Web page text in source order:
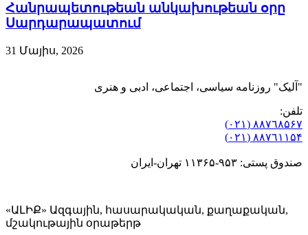
Հանրապետութեան անկախութեան օրը
Սարդարապատում
31 Մայիս, 2026
"آلیک" روزنامه سیاسی، اجتماعی، ادبی و هنری
تلفن:
٨۸٧٦٨۵۶۷ (٠٢١)
٨۸٧٦۱۱۵۴ (٠٢١)
صندوق پستی: ۹۵۳-۱۱۳۶۵ تهران-ایران
«ԱԼԻՔ» Ազգային, հասարակական, քաղաքական,
մշակութային օրաթերթ